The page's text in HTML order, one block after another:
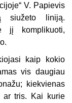
V. Papievis
siužeto liniją.
jį komplikuoti,
kaip kokio
vis daugiau
kiekvienas
tris. Kai kurie